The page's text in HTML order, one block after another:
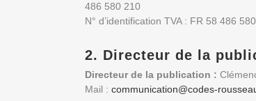
486 580 210
N° d’identification TVA : FR 58 486
2. Directeur de la
Directeur de la publication :
Mail : communication@codes-